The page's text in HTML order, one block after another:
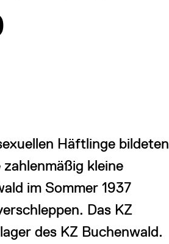
Häftlinge bildeten
kleine
im Sommer 1937
Das KZ
des KZ Buchenwald.